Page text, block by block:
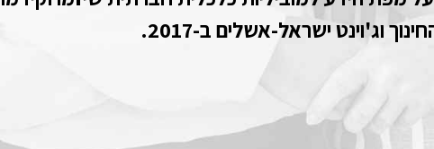
וג'וינט ישראל-אשלים ב-2017.